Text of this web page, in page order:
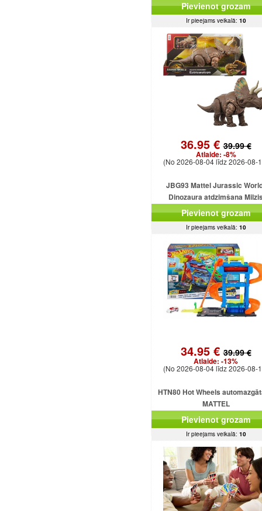
Pievienot grozam
Ir pieejams veikalā: 10
36.95 €39.99 €
Atlaide: -8%
(No 2026-08-04 līdz 2026-08-
JBG93 Mattel Jurassic
Dinozaura atdzimšana
Eotriceratops uzbrūk
astes
Pievienot grozam
Ir pieejams veikalā: 10
34.95 €39.99 €
Atlaide: -13%
(No 2026-08-04 līdz 2026-08-
HTN80 Hot Wheels
MATTEL
Pievienot grozam
Ir pieejams veikalā: 10